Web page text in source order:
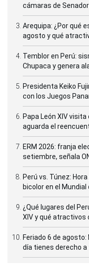
cámaras de
Arequipa: ¿Por qué
agosto y qué
Temblor en Perú:
Chupaca y genera
Presidenta Keiko
con los Juegos
Papa León XIV
aguarda el
ERM 2026: franja
setiembre, señala
Perú vs. Túnez:
bicolor en el Mundial
¿Qué lugares del
XIV y qué atractivos
Feriado 6 de
día tienes derecho a